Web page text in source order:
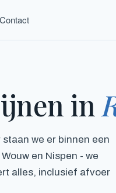
Contact
in
we er binnen een
en Nispen - we
alles, inclusief afvoer